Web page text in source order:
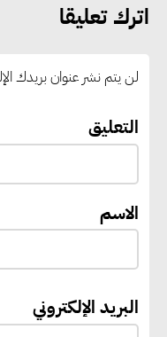
اترك تعليقا
لن يتم نشر عنوان بريدك
التعليق
الاسم
البريد الإلكتروني
يعمل
“بي